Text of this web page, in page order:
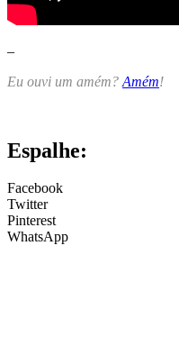
–
Eu ouvi um amém? Amém!
Espalhe:
Facebook
Twitter
Pinterest
WhatsApp